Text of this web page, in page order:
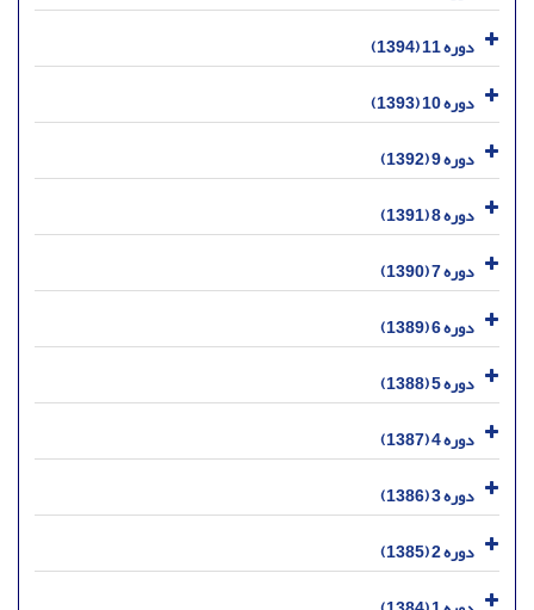
دوره 11 (1394)
دوره 10 (1393)
دوره 9 (1392)
دوره 8 (1391)
دوره 7 (1390)
دوره 6 (1389)
دوره 5 (1388)
دوره 4 (1387)
دوره 3 (1386)
دوره 2 (1385)